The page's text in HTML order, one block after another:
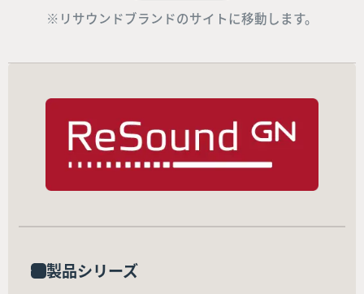
※リサウンドブランドのサイトに移動します。
製品シリーズ